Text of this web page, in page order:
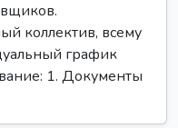
коллектив, всему
график
1. Документы